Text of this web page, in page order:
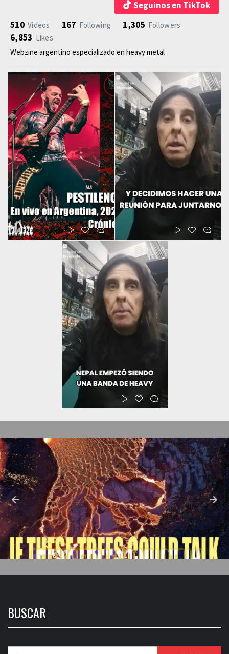
Seguinos en TikTok
510 Videos 167 Following 1,305 Followers
6,853 Likes
Webzine argentino especializado en heavy metal
BUSCAR